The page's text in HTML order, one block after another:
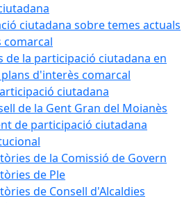
ciutadana sobre temes actuals
de la participació ciutadana en
d'interès comarcal
ciutadana
de la Gent Gran del Moianès
de participació ciutadana
de la Comissió de Govern
de Ple
de Consell d'Alcaldies